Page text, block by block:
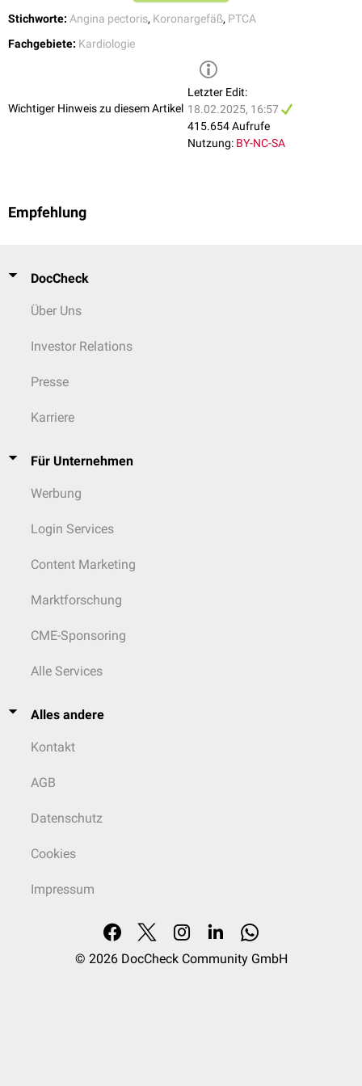
Stichworte: Angina pectoris, Koronargefäß, PTCA
Fachgebiete: Kardiologie
Wichtiger Hinweis zu diesem Artikel
Letzter Edit:
18.02.2025, 16:57
415.654 Aufrufe
Nutzung: BY-NC-SA
Empfehlung
DocCheck
Über Uns
Investor Relations
Presse
Karriere
Für Unternehmen
Werbung
Login Services
Content Marketing
Marktforschung
CME-Sponsoring
Alle Services
Alles andere
Kontakt
AGB
Datenschutz
Cookies
Impressum
© 2026 DocCheck Community GmbH